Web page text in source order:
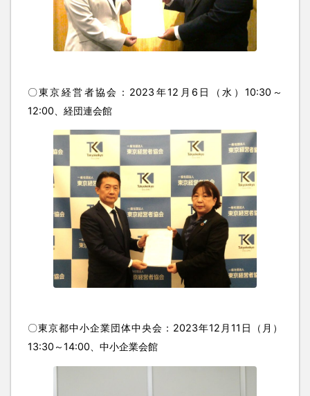
〇東京経営者協会：2023年12月6日（水）10:30～
12:00、経団連会館
〇東京都中小企業団体中央会：2023年12月11日（月）
13:30～14:00、中小企業会館